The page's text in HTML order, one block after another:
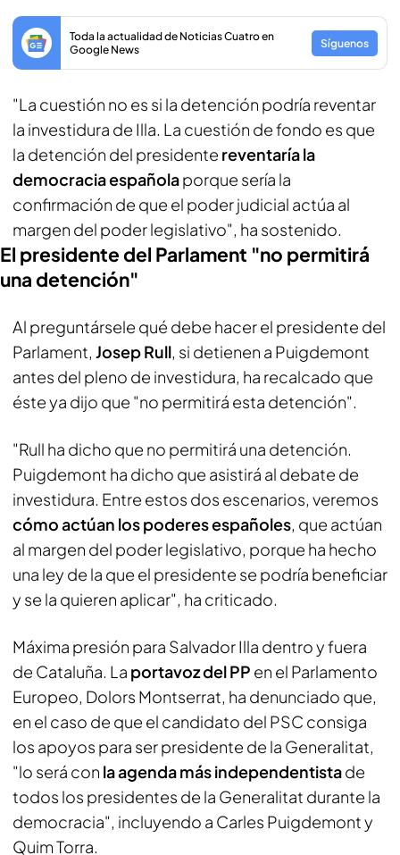
Toda la actualidad de Noticias Cuatro en
Google News
Síguenos
"La cuestión no es si la detención podría reventar
la investidura de Illa. La cuestión de fondo es que
la detención del presidente reventaría la
democracia españolaporque sería la
confirmación de que el poder judicial actúa al
margen del poder legislativo", ha sostenido.
El presidente del Parlament "no permitirá
una detención"
Al preguntársele qué debe hacer el presidente del
Parlament, Josep Rull, si detienen a Puigdemont
antes del pleno de investidura, ha recalcado que
éste ya dijo que "no permitirá esta detención".
"Rull ha dicho que no permitirá una detención.
Puigdemont ha dicho que asistirá al debate de
investidura. Entre estos dos escenarios, veremos
cómo actúan los poderes españoles, que actúan
al margen del poder legislativo, porque ha hecho
una ley de la que el presidente se podría beneficiar
y se la quieren aplicar", ha criticado.
Máxima presión para Salvador Illa dentro y fuera
de Cataluña. La portavoz del PP en el Parlamento
Europeo, Dolors Montserrat, ha denunciado que,
en el caso de que el candidato del PSC consiga
los apoyos para ser presidente de la Generalitat,
"lo será con la agenda más independentistade
todos los presidentes de la Generalitat durante la
democracia", incluyendo a Carles Puigdemont y
Quim Torra.